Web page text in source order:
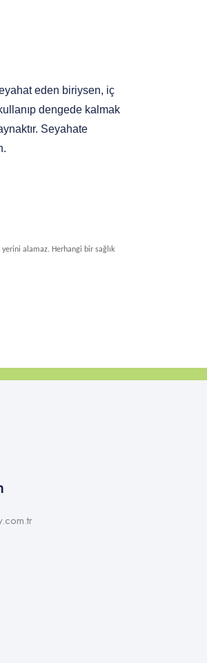
eden biriysen, iç
dengede kalmak
Seyahate
alamaz. Herhangi bir sağlık